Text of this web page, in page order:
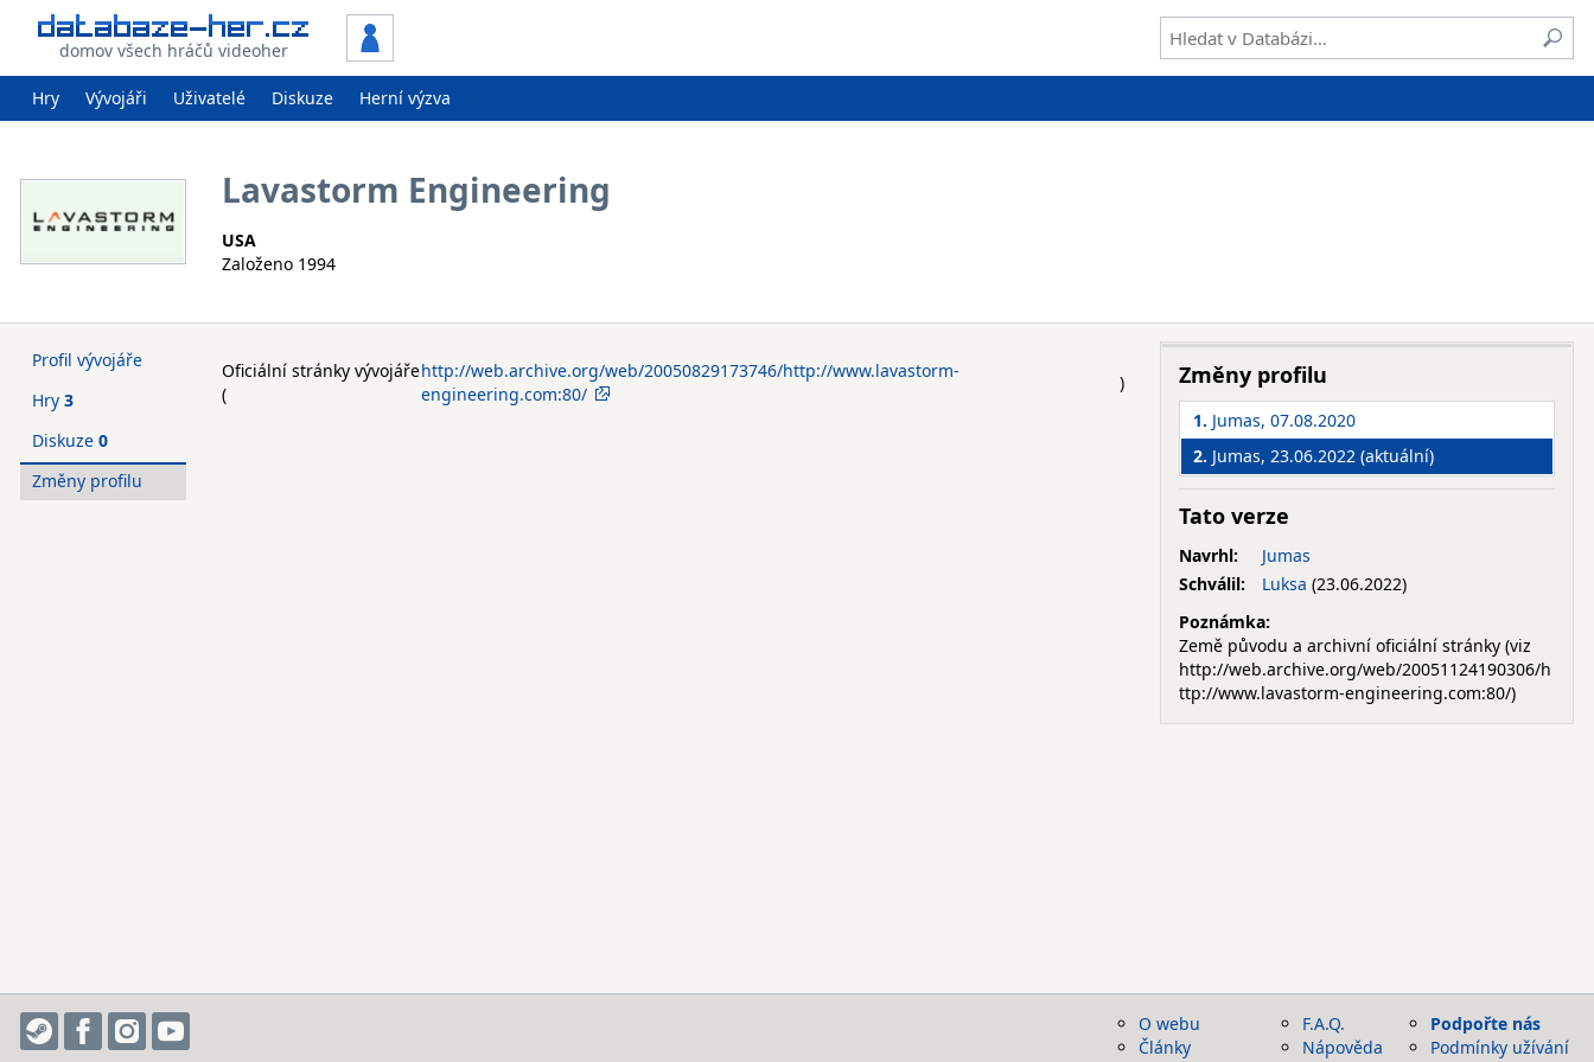
domov všech hráčů videoher
Hry Vývojáři Uživatelé Diskuze Herní výzva
Lavastorm Engineering
USA
Založeno 1994
Oficiální stránky vývojáře
(
http://web.archive.org/web/20050829173746/http://www.lavastorm-
engineering.com:80/
)
Profil vývojáře
Hry 3
Diskuze 0
Změny profilu
Změny profilu
1. Jumas, 07.08.2020
2. Jumas, 23.06.2022 (aktuální)
Tato verze
Navrhl:
Jumas
Schválil:
Luksa (23.06.2022)
Poznámka:
Země původu a archivní oficiální stránky (viz
http://web.archive.org/web/20051124190306/h
ttp://www.lavastorm-engineering.com:80/)
O webu
Články
F.A.Q.
Nápověda
Podpořte nás
Podmínky užívání